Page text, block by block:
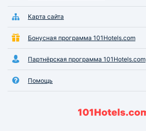
Карта сайта
Бонусная программа 101Hotels.com
Партнёрская программа 101Hotels.com
Помощь